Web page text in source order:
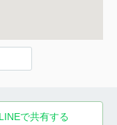
LINEで共有する